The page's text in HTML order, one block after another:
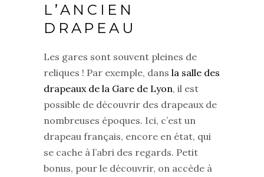
L’ANCIEN
DRAPEAU
Les gares sont souvent pleines de
reliques ! Par exemple, dans la salle des
drapeaux de la Gare de Lyon, il est
possible de découvrir des drapeaux de
nombreuses époques. Ici, c’est un
drapeau français, encore en état, qui
se cache à l’abri des regards. Petit
bonus, pour le découvrir, on accède à